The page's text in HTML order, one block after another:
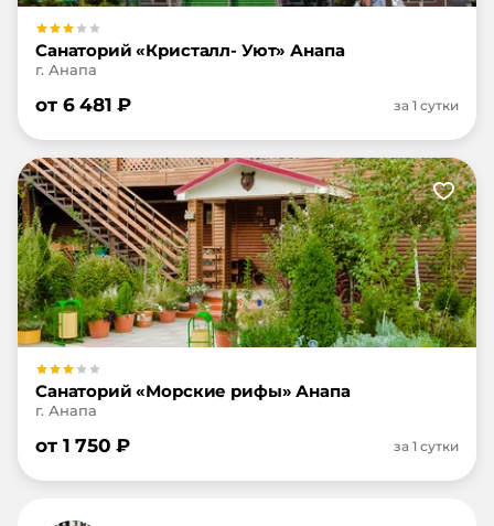
Санаторий «Кристалл- Уют» Анапа
г. Анапа
от 6 481 ₽ за 1 сутки
Санаторий «Морские рифы» Анапа
г. Анапа
от 1 750 ₽ за 1 сутки